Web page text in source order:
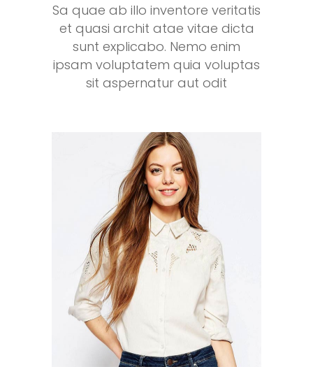
Sa quae ab illo inventore veritatis
et quasi archit atae vitae dicta
sunt explicabo. Nemo enim
ipsam voluptatem quia voluptas
sit aspernatur aut odit